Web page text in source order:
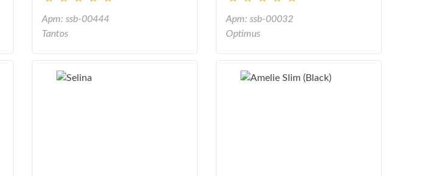
Арт: ssb-00444
Tantos
Арт: ssb-00032
Optimus